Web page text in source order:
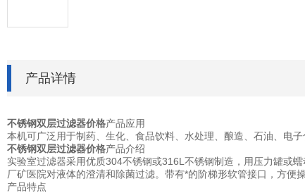
产品详情
不锈钢双层过滤器价格产品应用
本机可广泛用于制药、生化、食品饮料、水处理、酿造、石油、电
不锈钢双层过滤器价格产品介绍
实验室过滤器采用优质304不锈钢或316L不锈钢制造，用压力罐或
厂矿医院对液体的澄清和除菌过滤。带有*的阶梯形软管接口，方便操
产品特点